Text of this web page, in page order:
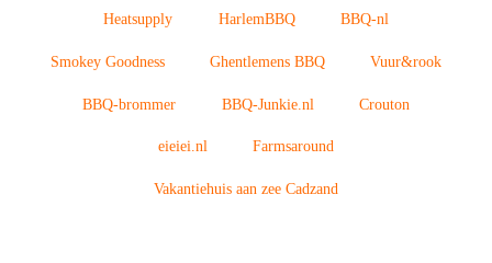
Heatsupply HarlemBBQ BBQ-nl
Smokey Goodness Ghentlemens BBQ Vuur&rook
BBQ-brommer BBQ-Junkie.nl Crouton
eieiei.nl Farmsaround
Vakantiehuis aan zee Cadzand